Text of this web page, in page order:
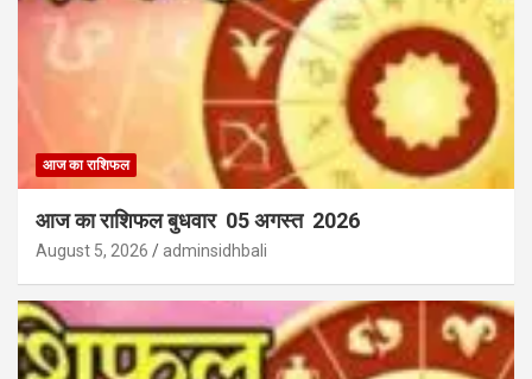
आज का राशिफल
आज का राशिफल बुधवार 05 अगस्त 2026
August 5, 2026 adminsidhbali